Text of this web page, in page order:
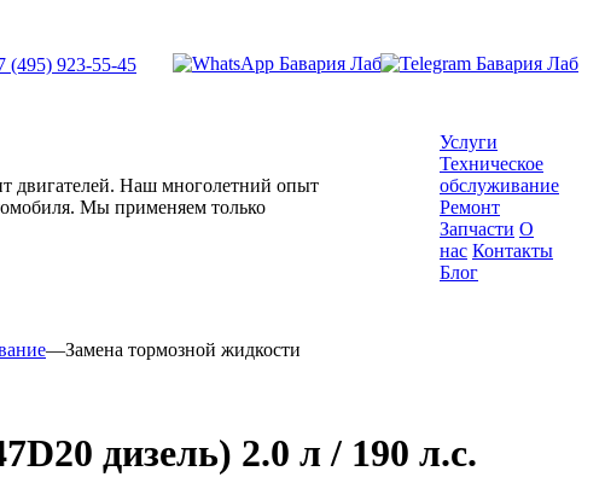
(495) 923-55-45
двигателей. Наш многолетний опыт
Мы применяем только
Услуги
Техническое
обслуживание
Ремонт
Запчасти О
нас Контакты
Блог
—Замена тормозной жидкости
дизель) 2.0 л / 190 л.с.